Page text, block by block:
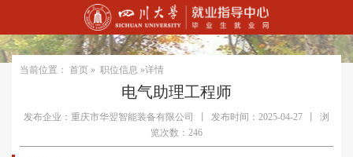
当前位置： 首页 » 职位信息 »详情
电气助理工程师
发布企业：重庆市华翌智能装备有限公司 发布时间：2025-04-27
浏
览次数：246